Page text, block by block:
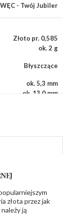
WĘC - Twój Jubiler
Złoto pr. 0,585
ok. 2 g
Błyszczące
ok. 5,3 mm
ok. 13,0 mm
Szmaragd
złota przez jak
ją